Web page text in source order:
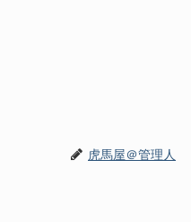
虎馬屋＠管理人